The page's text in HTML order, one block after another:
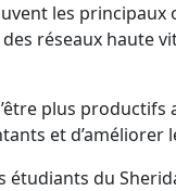
les
réseaux haute
plus productifs
et d’améliorer
du